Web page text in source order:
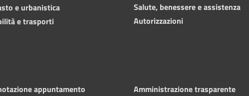
e urbanistica
e trasporti
Salute, benessere e assistenza
Autorizzazioni
appuntamento
Amministrazione trasparente